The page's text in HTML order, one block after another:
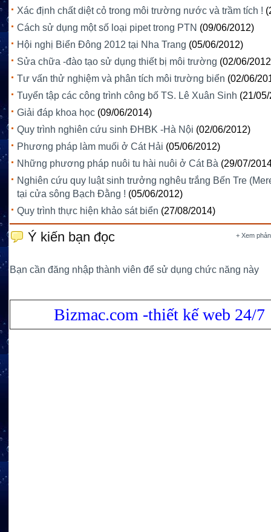
Xác định chất diệt cỏ trong môi trường nước và trầm tích !
Cách sử dụng một số loại pipet trong PTN (09/06/2012)
Hội nghị Biển Đông 2012 tại Nha Trang (05/06/2012)
Sửa chữa -đào tạo sử dụng thiết bị môi trường (02/06/
Tư vấn thử nghiệm và phân tích môi trường biển (02/06/
Tuyển tập các công trình công bố TS. Lê Xuân Sinh (21/
Giải đáp khoa học (09/06/2014)
Quy trình nghiên cứu sinh ĐHBK -Hà Nội (02/06/2012)
Phương pháp làm muối ở Cát Hải (05/06/2012)
Những phương pháp nuôi tu hài nuôi ở Cát Bà (29/07/
Nghiên cứu quy luật sinh trưởng nghêu trắng Bến Tre
tại cửa sông Bạch Đằng ! (05/06/2012)
Quy trình thực hiện khảo sát biển (27/08/2014)
+ Xem
Ý kiến bạn đọc
Bạn cần đăng nhập thành viên để sử dụng chức năng này
Bizmac.com -thiết kế web 24/7